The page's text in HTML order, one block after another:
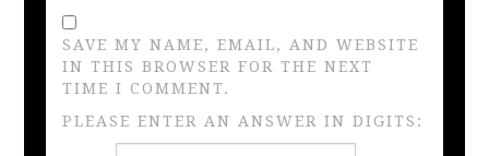
SAVE MY NAME, EMAIL, AND WEBSITE
IN THIS BROWSER FOR THE NEXT
TIME I COMMENT.
PLEASE ENTER AN ANSWER IN DIGITS: